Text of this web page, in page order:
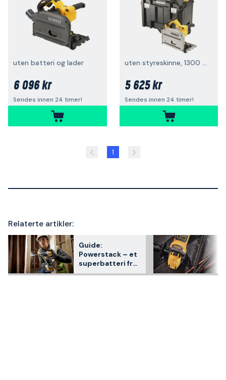
uten batteri og lader
6 096 kr
Sendes innen 24 timer!
uten styreskinne, 1300 W
5 625 kr
Sendes innen 24 timer!
1
Relaterte artikler:
Guide:
Powerstack – et
superbatteri fra
Dewalt